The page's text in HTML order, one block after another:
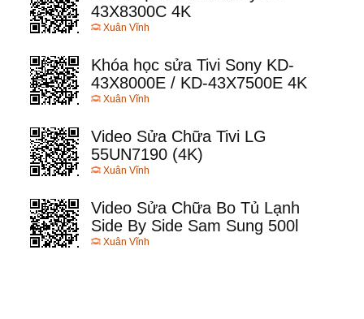
43X8300C 4K
Xuân Vĩnh
Khóa học sửa Tivi Sony KD-
43X8000E / KD-43X7500E 4K
Xuân Vĩnh
Video Sửa Chữa Tivi LG
55UN7190 (4K)
Xuân Vĩnh
Video Sửa Chữa Bo Tủ Lạnh
Side By Side Sam Sung 500l
Xuân Vĩnh